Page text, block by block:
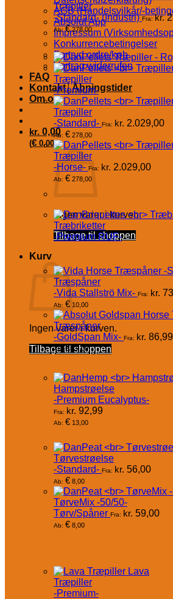
AGB (Handelsvilkår/-
Absolut App
Impressum
Konkurrencebetingelser
Fortryd ordre/køb
Vertrag widerrufen
FAQ
Kontakt│Åbningstider
Om os
kr. 0,00
(€ 0,00)
Ingen varer i kurven.
Tilbage til shoppen
Kurv
Ingen varer i kurven.
Tilbage til shoppen
Træpiller
-Standard- (Industri)Fra: kr.
Ab:€278,00
Træpiller
-Premium-
Træpiller
-Standard- Fra: kr. 2.029,00
Ab: € 278,00
Træpiller
-Horse-Fra: kr. 2.029,00
Ab: € 278,00
Træbriketter
-Premium RUF-
Træspåner
-Vida Stallströ Mix- Fra: kr.
Ab: € 10,00
Træspåner
-GoldSpan Mix- Fra: kr. 86,99
Ab:€ 12,00
Hampstrøelse
-Premium Eucalyptus-
Fra: kr. 92,99
Ab: € 13,00
Tørvestrøelse
-Standard- Fra: kr. 56,00
Ab: € 8,00
TørveMix -50/50-
Tørv/Spåner Fra: kr. 59,00
Ab: € 8,00
Lava
Træpiller
-Premium-